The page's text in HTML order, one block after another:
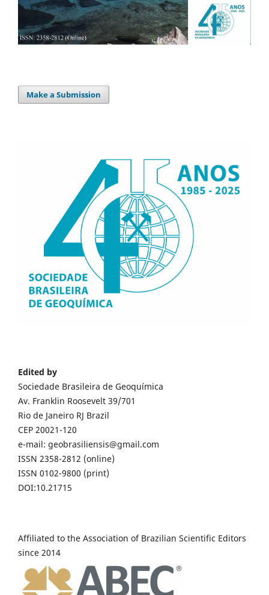
Make a Submission
Edited by
Sociedade Brasileira de Geoquímica
Av. Franklin Roosevelt 39/701
Rio de Janeiro RJ Brazil
CEP 20021-120
e-mail: geobrasiliensis@gmail.com
ISSN 2358-2812 (online)
ISSN 0102-9800 (print)
DOI:10.21715
Affiliated to the Association of Brazilian Scientific Editors
since 2014